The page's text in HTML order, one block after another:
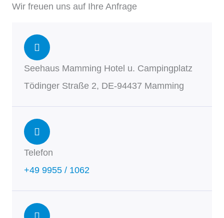
Wir freuen uns auf Ihre Anfrage
Seehaus Mamming Hotel u. Campingplatz
Tödinger Straße 2, DE-94437 Mamming
Telefon
+49 9955 / 1062